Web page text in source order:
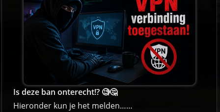
Is deze ban onterecht!? 🧐🤔
Hieronder kun je het melden……